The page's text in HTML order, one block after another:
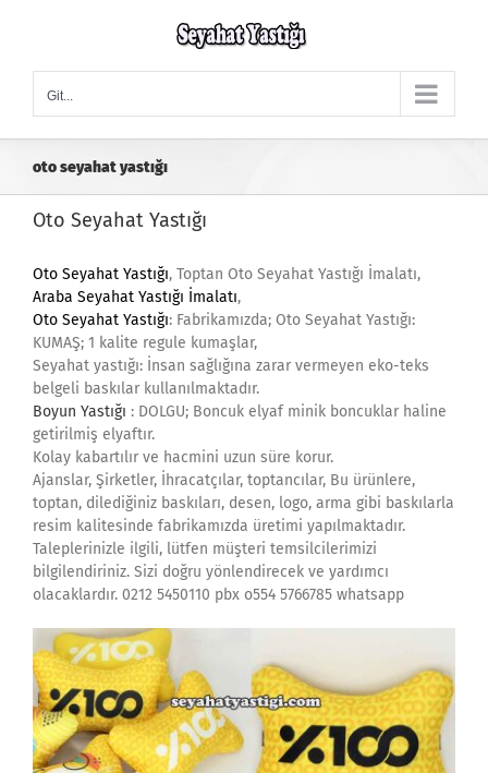
Git...
oto seyahat yastığı
Oto Seyahat Yastığı
Oto Seyahat Yastığı, Toptan Oto Seyahat Yastığı İmalatı,
Araba Seyahat Yastığı İmalatı,
Oto Seyahat Yastığı: Fabrikamızda; Oto Seyahat Yastığı:
KUMAŞ; 1 kalite regule kumaşlar,
Seyahat yastığı: İnsan sağlığına zarar vermeyen eko-teks
belgeli baskılar kullanılmaktadır.
Boyun Yastığı : DOLGU; Boncuk elyaf minik boncuklar haline
getirilmiş elyaftır.
Kolay kabartılır ve hacmini uzun süre korur.
Ajanslar, Şirketler, İhracatçılar, toptancılar, Bu ürünlere,
toptan, dilediğiniz baskıları, desen, logo, arma gibi baskılarla
resim kalitesinde fabrikamızda üretimi yapılmaktadır.
Taleplerinizle ilgili, lütfen müşteri temsilcilerimizi
bilgilendiriniz. Sizi doğru yönlendirecek ve yardımcı
olacaklardır. 0212 5450110 pbx o554 5766785 whatsapp